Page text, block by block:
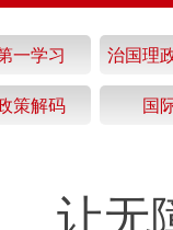
一学习
治国理
策解码 国
让无